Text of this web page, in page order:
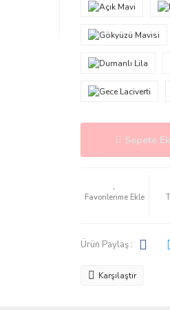
Sepete
Ürün Paylaş :
Karşılaştır